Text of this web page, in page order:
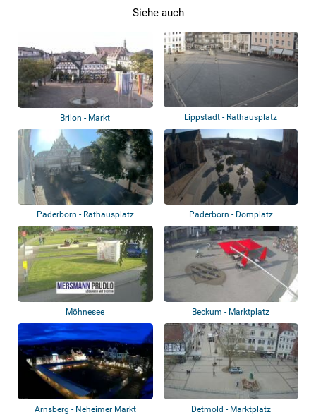
Siehe auch
Brilon - Markt Lippstadt - Rathausplatz
Paderborn - Rathausplatz Paderborn - Domplatz
Möhnesee Beckum - Marktplatz
Arnsberg - Neheimer Markt Detmold - Marktplatz